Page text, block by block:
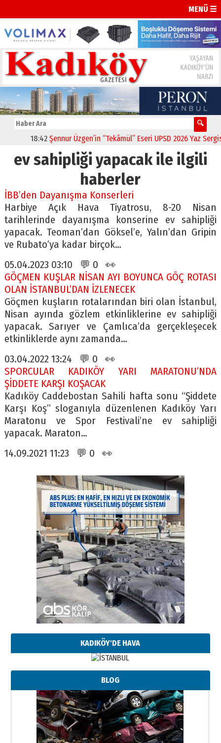
MENÜ ☰
18:42 Şennur Üzgen’in “Tekâmül” Eseri UPSD 2026 Yaz
ev sahipliği yapacak ile ilgili
haberler
İBB’den Dayanışma Konserleri
Harbiye Açık Hava Tiyatrosu, 8-20 Nisan
tarihlerinde dayanışma konserine ev sahipliği
yapacak. Teoman’dan Göksel’e, Yalın’dan Gripin
ve Rubato’ya kadar birçok…
05.04.2023 03:10 💬 0 👀
GÖÇMEN KUŞLAR NİSAN AYI BOYUNCA GÖÇ ROTASI
OLAN İSTANBUL’DAN İZLENECEK
Göçmen kuşların rotalarından biri olan İstanbul,
Nisan ayında gözlem etkinliklerine ev sahipliği
yapacak. Sarıyer ve Çamlıca’da gerçekleşecek
etkinliklerde aynı zamanda…
03.04.2022 13:24 💬 0 👀
SPORCULAR KADIKÖY YARI MARATONU’NDA
ŞİDDETE KARŞI KOŞACAK
Kadıköy Caddebostan Sahili hafta sonu “Şiddete
Karşı Koş” sloganıyla düzenlenen Kadıköy Yarı
Maratonu ve Spor Festivali’ne ev sahipliği
yapacak. Maraton…
14.09.2021 11:23 💬 0 👀
KADIKÖY'DE HAVA
BLOG